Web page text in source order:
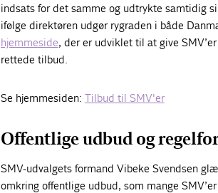
indsats for det samme og udtrykte samtidig
ifølge direktøren udgør rygraden i både
hjemmeside, der er udviklet til at give
rettede tilbud.
Se hjemmesiden: Tilbud til SMV'er
Offentlige udbud og
SMV-udvalgets formand Vibeke Svendsen
omkring offentlige udbud, som mange